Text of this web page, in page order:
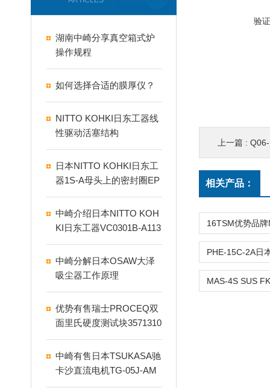
湖南中崎分享真空箱式炉
操作规程
如何选择合适的膜厚仪？
NITTO KOHKI日东工器线
性驱动活塞结构
日本NITTO KOHKI日东工
器1S-A母头上的密封圈EP
DM1S,2TS
中崎介绍日本NITTO KOH
KI日东工器VC0301B-A113
9-P1-1411 AC230V真空泵
中崎分解日本OSAW大泽
吸尘器工作原理
优势有售瑞士PROCEQ双
面里氏硬度测试块3571310
0
中崎有售日本TSUKASA驰
卡沙直流电机TG-05J-AM
D-500-KA
验
上一篇 :
相关产品：